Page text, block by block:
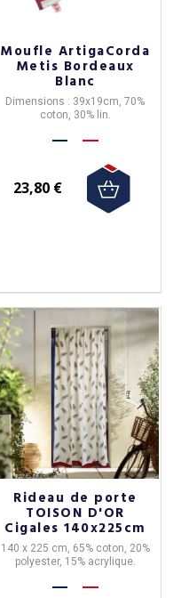
Moufle ArtigaCorda
Metis Bordeaux
Blanc
Dimensions : 39x19cm, 70%
coton, 30% lin.
23,80 €
Rideau de porte
TOISON D'OR
Cigales 140x225cm
140 x 225 cm, 65% coton, 20%
polyester, 15% acrylique.